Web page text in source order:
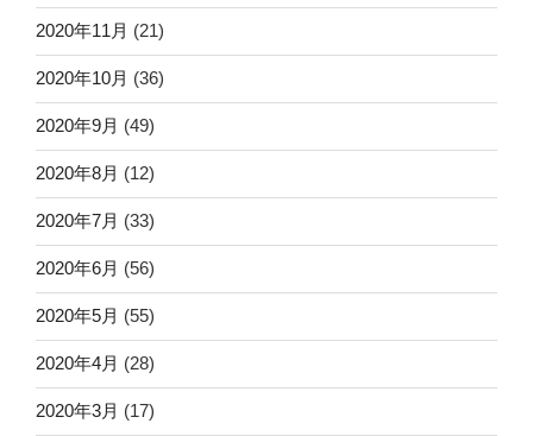
2020年11月 (21)
2020年10月 (36)
2020年9月 (49)
2020年8月 (12)
2020年7月 (33)
2020年6月 (56)
2020年5月 (55)
2020年4月 (28)
2020年3月 (17)